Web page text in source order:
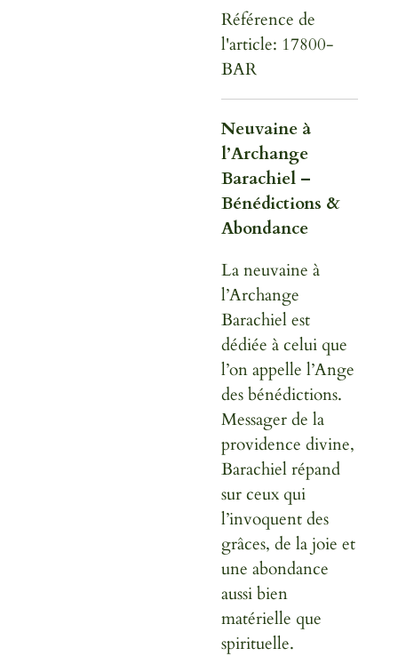
Référence de
l'article: 17800-
BAR
Neuvaine à
l’Archange
Barachiel –
Bénédictions &
Abondance
La neuvaine à
l’Archange
Barachiel est
dédiée à celui que
l’on appelle l’Ange
des bénédictions.
Messager de la
providence divine,
Barachiel répand
sur ceux qui
l’invoquent des
grâces, de la joie et
une abondance
aussi bien
matérielle que
spirituelle.